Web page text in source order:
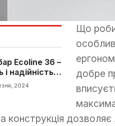
Ecoline 36 –
і надійність
Hotek
2024
Що
добре
конструкція